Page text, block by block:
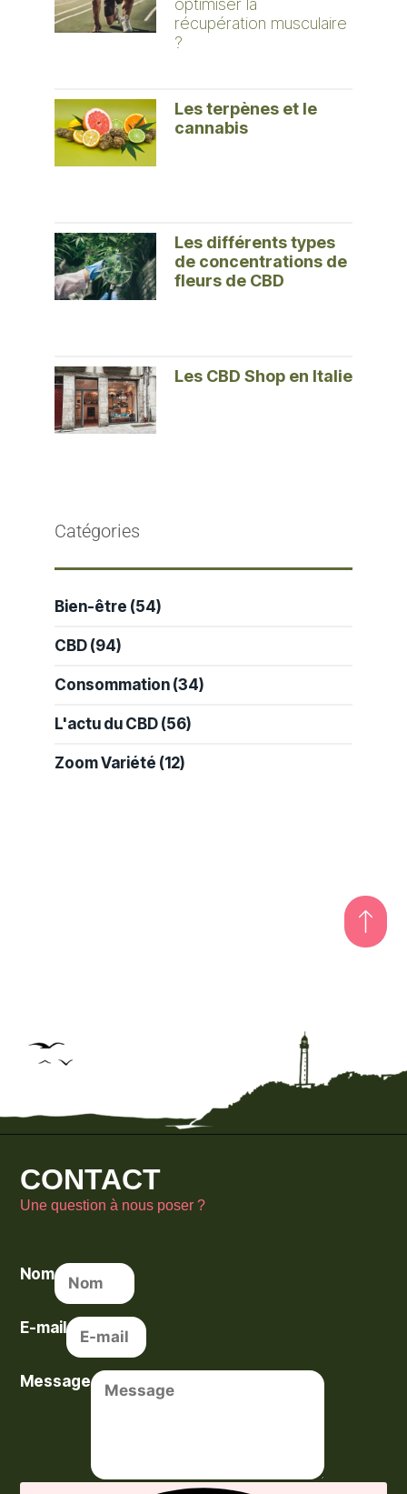
optimiser la
récupération musculaire
?
Les terpènes et le
cannabis
Les différents types
de concentrations de
fleurs de CBD
Les CBD Shop en Italie
Catégories
Bien-être (54)
CBD (94)
Consommation (34)
L'actu du CBD (56)
Zoom Variété (12)
CONTACT
Une question à nous poser ?
Nom
E-mail
Message